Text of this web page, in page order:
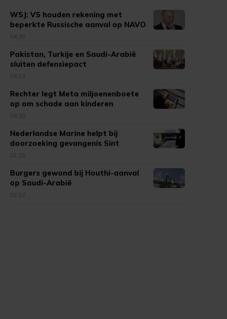
WSJ: VS houden rekening met
beperkte Russische aanval op NAVO
04:25
Pakistan, Turkije en Saudi-Arabië
sluiten defensiepact
04:23
Rechter legt Meta miljoenenboete
op om schade aan kinderen
04:20
Nederlandse Marine helpt bij
doorzoeking gevangenis Sint
Maarten
02:25
Burgers gewond bij Houthi-aanval
op Saudi-Arabië
02:22